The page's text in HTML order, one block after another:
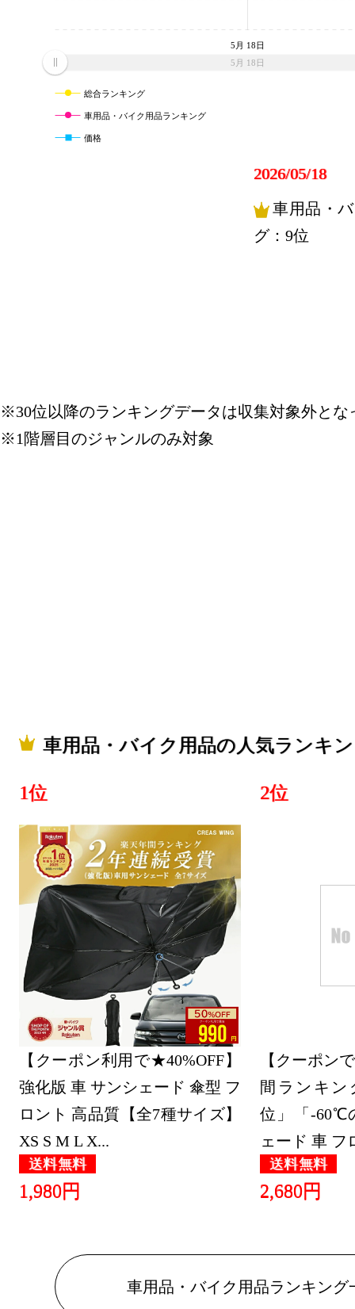
5月 18日
5月 18日
総合ランキング
車用品・バイク用品ランキング
価格
2026/05/18
車用品・
グ：9位
※30位以降のランキングデータは収集対象外とな
※1階層目のジャンルのみ対象
車用品・バイク用品の人気ランキ
1位
【クーポン利用で★40%OFF】
強化版 車 サンシェード 傘型 フ
ロント 高品質【全7種サイズ】
XS S M L X...
送料無料
1,980円
2位
【クーポン
間ランキン
位」「-60℃
ェード 車 フ
送料無料
2,680円
車用品・バイク用品ランキング